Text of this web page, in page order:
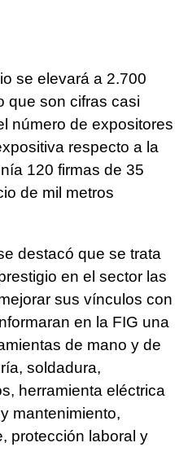
se elevará a 2.700
que son cifras casi
número de expositores
respecto a la
120 firmas de 35
de mil metros
destacó que se trata
en el sector las
sus vínculos con
en la FIG una
de mano y de
soldadura,
herramienta eléctrica
mantenimiento,
protección laboral y